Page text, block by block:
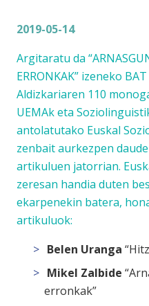
2019-05-14
Argitaratu da
ERRONKAK” izeneko
Aldizkariaren 110
UEMAk eta
antolatutako Euskal
zenbait aurkezpen
artikuluen jatorrian.
zeresan handia duten
ekarpenekin batera,
artikuluok:
Belen Uranga
Mikel Zalbide
erronkak”